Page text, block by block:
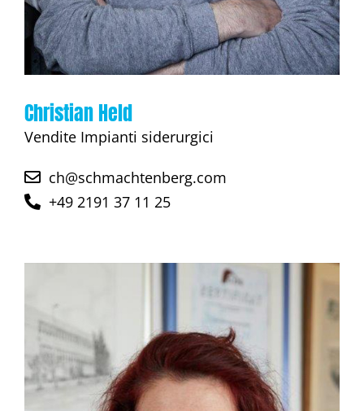
Christian Held
Vendite Impianti siderurgici
ch@schmachtenberg.com
+49 2191 37 11 25